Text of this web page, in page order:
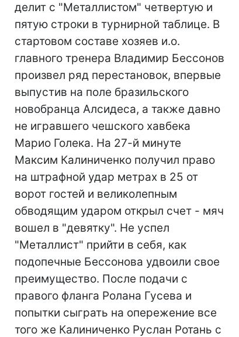
делит с "Металлистом" четвертую и
пятую строки в турнирной таблице. В
стартовом составе хозяев и.о.
главного тренера Владимир Бессонов
произвел ряд перестановок, впервые
выпустив на поле бразильского
новобранца Алсидеса, а также давно
не игравшего чешского хавбека
Марио Голека. На 27-й минуте
Максим Калиниченко получил право
на штрафной удар метрах в 25 от
ворот гостей и великолепным
обводящим ударом открыл счет - мяч
вошел в "девятку". Не успел
"Металлист" прийти в себя, как
подопечные Бессонова удвоили свое
преимущество. После подачи с
правого фланга Ролана Гусева и
попытки сыграть на опережение все
того же Калиниченко Руслан Ротань с